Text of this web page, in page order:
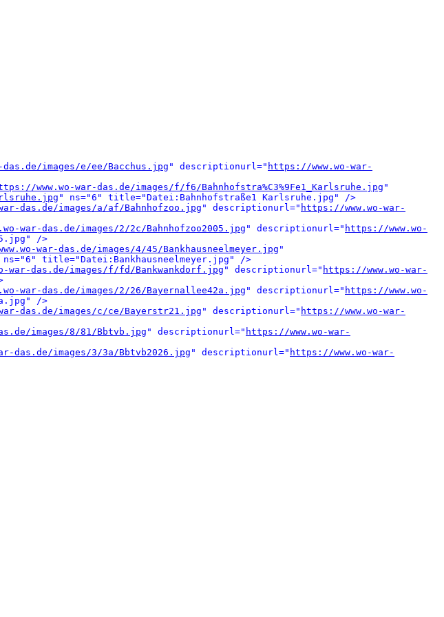
images/e/ee/Bacchus.jpg" descriptionurl=" https://www.wo-war-
www.wo-war-das.de/images/f/f6/Bahnhofstra%C3%9Fe1_Karlsruhe.jpg "
" ns="6" title="Datei:Bahnhofstraße1 Karlsruhe.jpg" />
das.de/images/a/af/Bahnhofzoo.jpg" descriptionurl=" https://www.wo-war-
war-das.de/images/2/2c/Bahnhofzoo2005.jpg" descriptionurl=" https://www.wo-
/>
war-das.de/images/4/45/Bankhausneelmeyer.jpg "
title="Datei:Bankhausneelmeyer.jpg" />
war-das.de/images/f/fd/Bankwankdorf.jpg " descriptionurl=" https://www.wo-war-
war-das.de/images/2/26/Bayernallee42a.jpg" descriptionurl=" https://www.wo-
/>
das.de/images/c/ce/Bayerstr21.jpg " descriptionurl=" https://www.wo-war-
images/8/81/Bbtvb.jpg " descriptionurl=" https://www.wo-war-
das.de/images/3/3a/Bbtvb2026.jpg" descriptionurl=" https://www.wo-war-